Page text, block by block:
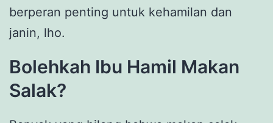
berperan penting untuk kehamilan dan
janin, lho.
Bolehkah Ibu Hamil Makan
Salak?